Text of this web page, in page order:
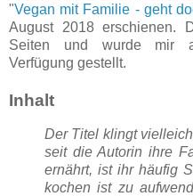
"Vegan mit Familie - geht
August 2018 erschienen.
Seiten und wurde mir
Verfügung gestellt.
Inhalt
Der Titel klingt
seit die Autorin ihre
ernährt, ist ihr häufig
kochen ist zu